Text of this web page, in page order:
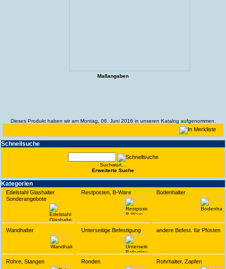
Schnell­suche
Suchwort...
Erwei­terte Suche
Kate­gorien
Edelstahl Glashalter
Sonderangebote
Restposten, B-Ware Bodenhalter
Wandhalter Unterseitige Befestigung andere Befest. für Pfosten
Rohre, Stangen Ronden Rohrhalter, Zapfen
Maßangaben
Dieses Produkt haben wir am Montag, 06. Juni 2016 in unseren Katalog aufgenommen.